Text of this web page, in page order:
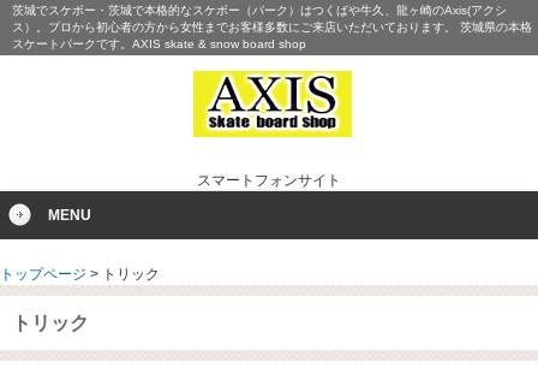
茨城でスケボー・茨城で本格的なスケボー（パーク）はつくばや牛久、龍ヶ崎のAxis(アクシ
ス）。プロから初心者の方から女性までお客様多数にご来店いただいております。 茨城県の本格
スケートパークです。AXIS skate & snow board shop
スマートフォンサイト
MENU
トップページ > トリック
トリック